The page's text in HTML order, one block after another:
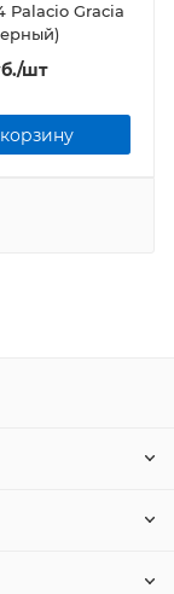
Palacio Gracia
/шт